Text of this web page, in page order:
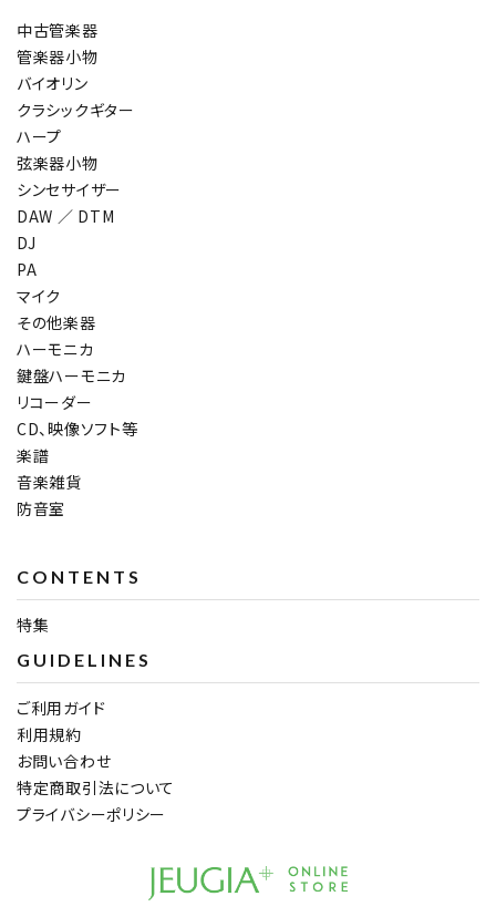
中古管楽器
管楽器小物
バイオリン
クラシックギター
ハープ
弦楽器小物
シンセサイザー
DAW ／ DTM
DJ
PA
マイク
その他楽器
ハーモニカ
鍵盤ハーモニカ
リコーダー
CD、映像ソフト等
楽譜
音楽雑貨
防音室
CONTENTS
特集
GUIDELINES
ご利用ガイド
利用規約
お問い合わせ
特定商取引法について
プライバシーポリシー